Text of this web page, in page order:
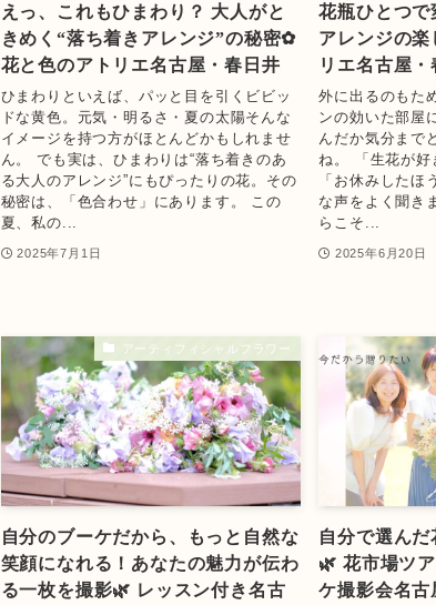
えっ、これもひまわり？ 大人がと
きめく“落ち着きアレンジ”の秘密✿
花と色のアトリエ名古屋・春日井
ひまわりといえば、パッと目を引くビビッ
ドな黄色。元気・明るさ・夏の太陽そんな
イメージを持つ方がほとんどかもしれませ
ん。 でも実は、ひまわりは“落ち着きのあ
る大人のアレンジ”にもぴったりの花。その
秘密は、「色合わせ」にあります。 この
夏、私の...
2025年7月1日
花瓶ひとつで
アレンジの
リエ名古屋・
外に出るのもた
ンの効いた部屋
んだか気分まで
ね。 「生花が好
「お休みしたほ
な声をよく聞き
らこそ...
2025年6月20日
アーティフィシャルフラワー
自分のブーケだから、もっと自然な
笑顔になれる！あなたの魅力が伝わ
る一枚を撮影🌿 レッスン付き名古
自分で選ん
🌿 花市場ツ
ケ撮影会名古